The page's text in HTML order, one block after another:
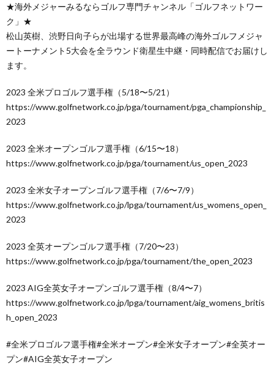
★海外メジャーみるならゴルフ専門チャンネル「ゴルフネットワー
ク」★
松山英樹、渋野日向子らが出場する世界最高峰の海外ゴルフメジャ
ートーナメント5大会を全ラウンド衛星生中継・同時配信でお届けし
ます。
2023 全米プロゴルフ選手権（5/18〜5/21）
https://www.golfnetwork.co.jp/pga/tournament/pga_championship_
2023
2023 全米オープンゴルフ選手権（6/15〜18）
https://www.golfnetwork.co.jp/pga/tournament/us_open_2023
2023 全米女子オープンゴルフ選手権（7/6〜7/9）
https://www.golfnetwork.co.jp/lpga/tournament/us_womens_open_
2023
2023 全英オープンゴルフ選手権（7/20〜23）
https://www.golfnetwork.co.jp/pga/tournament/the_open_2023
2023 AIG全英女子オープンゴルフ選手権（8/4〜7）
https://www.golfnetwork.co.jp/lpga/tournament/aig_womens_britis
h_open_2023
#全米プロゴルフ選手権#全米オープン#全米女子オープン#全英オー
プン#AIG全英女子オープン